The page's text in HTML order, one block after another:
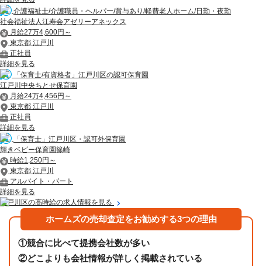
介護福祉士/介護職員・ヘルパー/賞与あり/軽費老人ホーム/日勤・夜勤
社会福祉法人江寿会アゼリーアネックス
月給27万4,600円～
東京都 江戸川
正社員
詳細を見る
「保育士/有資格者」江戸川区の認可保育園
江戸川中央ちとせ保育園
月給24万4,456円～
東京都 江戸川
正社員
詳細を見る
「保育士」江戸川区・認可外保育園
輝きベビー保育園篠崎
時給1,250円～
東京都 江戸川
アルバイト・パート
詳細を見る
江戸川区の高時給の求人情報を見る
ホームズの売却査定をお勧めする3つの理由
①競合に比べて提携会社数が多い
②どこよりも会社情報が詳しく掲載されている